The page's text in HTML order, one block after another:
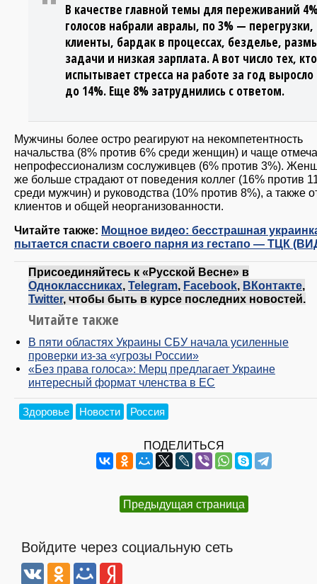
В качестве главной темы для переживаний
голосов набрали авралы, по 3% — перегрузки,
клиенты, бардак в процессах, безделье,
задачи и низкая зарплата. А вот число тех,
испытывает стресса на работе за год
до 14%. Еще 8% затруднились с ответом.
Мужчины более остро реагируют на некомпетентность
начальства (8% против 6% среди женщин) и чаще
непрофессионализм сослуживцев (6% против 3%).
же больше страдают от поведения коллег (16% против
среди мужчин) и руководства (10% против 8%), а также
клиентов и общей неорганизованности.
Читайте также: Мощное видео: бесстрашная
пытается спасти своего парня из гестапо — ТЦК
Присоединяйтесь к «Русской Весне» в
Одноклассниках, Telegram, Facebook, ВКонтакте,
Twitter, чтобы быть в курсе последних новостей.
Читайте также
В пяти областях Украины СБУ начала усиленные
проверки из-за «угрозы России»
«Без права голоса»: Мерц предлагает Украине
интересный формат членства в ЕС
Здоровье Новости Россия
ПОДЕЛИТЬСЯ
Предыдущая страница
Войдите через социальную сеть